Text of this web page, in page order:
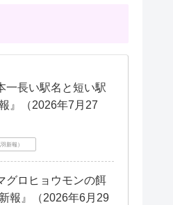
一長い駅名と短い駅
』（2026年7月27
新報）
グロヒョウモンの餌
報』（2026年6月29